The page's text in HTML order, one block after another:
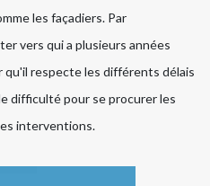
les façadiers. Par
vers qui a plusieurs années
qu'il respecte les différents délais
difficulté pour se procurer les
interventions.